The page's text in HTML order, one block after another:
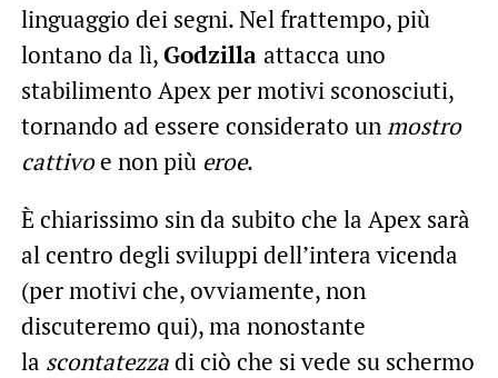
linguaggio dei segni. Nel frattempo, più
lontano da lì,Godzilla attacca uno
stabilimento Apex per motivi sconosciuti,
tornando ad essere considerato unmostro
cattivoe non più eroe.
È chiarissimo sin da subito che la Apex sarà
al centro degli sviluppi dell’intera vicenda
(per motivi che, ovviamente, non
discuteremo qui), ma nonostante
la scontatezzadi ciò che si vede su schermo